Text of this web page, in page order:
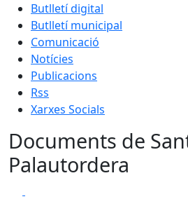
Butlletí digital
Butlletí municipal
Comunicació
Notícies
Publicacions
Rss
Xarxes Socials
Documents de
Palautordera